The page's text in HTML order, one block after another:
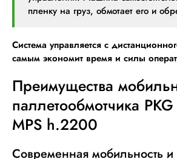
пленку на груз, обмотает его и
Система управляется с
самым экономит время и силы
Преимущества
паллетообмотчика
MPS h.2200
Современная мобильность и